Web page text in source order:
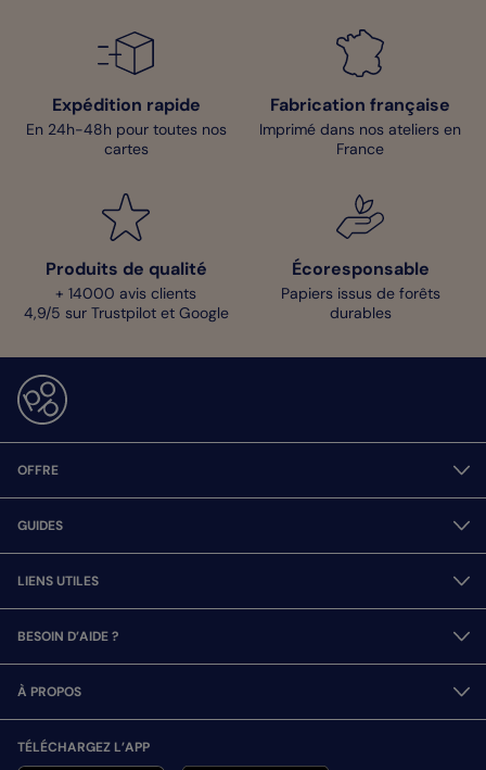
Expédition rapide
En 24h-48h pour toutes nos
cartes
Fabrication française
Imprimé dans nos ateliers en
France
Produits de qualité
+ 14000 avis clients
4,9/5 sur Trustpilot et Google
Écoresponsable
Papiers issus de forêts
durables
OFFRE
GUIDES
LIENS UTILES
BESOIN D’AIDE ?
À PROPOS
TÉLÉCHARGEZ L’APP